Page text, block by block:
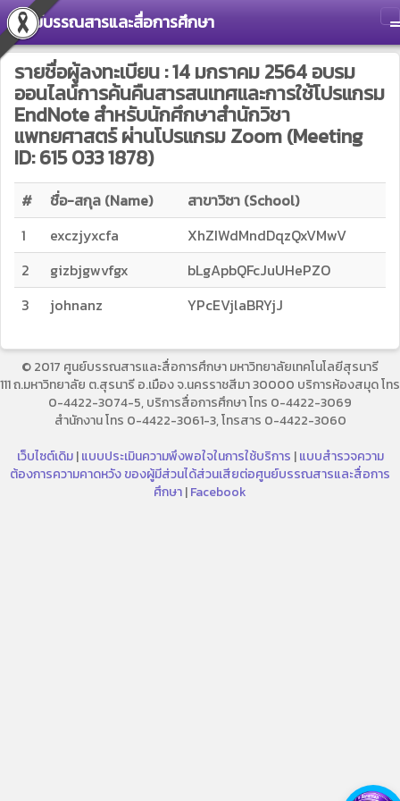
ศูนย์บรรณสารและสื่อการศึกษา
รายชื่อผู้ลงทะเบียน : 14 มกราคม 2564 อบรม
ออนไลน์การค้นคืนสารสนเทศและการใช้โปรแกรม
EndNote สำหรับนักศึกษาสำนักวิชา
แพทยศาสตร์ ผ่านโปรแกรม Zoom (Meeting
ID: 615 033 1878)
# ชื่อ-สกุล (Name)
สาขาวิชา (School)
1
exczjyxcfa
XhZIWdMndDqzQxVMwV
2
gizbjgwvfgx
bLgApbQFcJuUHePZO
3
johnanz YPcEVjlaBRYjJ
© 2017 ศูนย์บรรณสารและสื่อการศึกษา มหาวิทยาลัยเทคโนโลยีสุรนารี
111 ถ.มหาวิทยาลัย ต.สุรนารี อ.เมือง จ.นครราชสีมา 30000 บริการห้องสมุด โทร
0-4422-3074-5, บริการสื่อการศึกษา โทร 0-4422-3069
สำนักงาน โทร 0-4422-3061-3, โทรสาร 0-4422-3060
เว็บไซต์เดิม|แบบประเมินความพึงพอใจในการใช้บริการ |แบบสำรวจความ
ต้องการความคาดหวัง ของผู้มีส่วนได้ส่วนเสียต่อศูนย์บรรณสารและสื่อการ
ศึกษา|Facebook